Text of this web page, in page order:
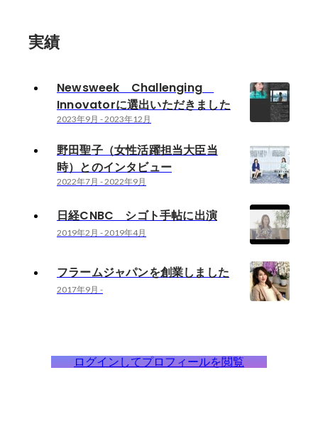
実績
Newsweek Challenging
Innovatorに選出いただきました
2023年9月 -2023年12月
野田聖子（女性活躍担当大臣当
時）とのインタビュー
2022年7月 -2022年9月
日経CNBC シゴト手帖に出演
2019年2月 -2019年4月
フラームジャパンを創業しました
2017年9月 -
ログインしてプロフィールを閲覧